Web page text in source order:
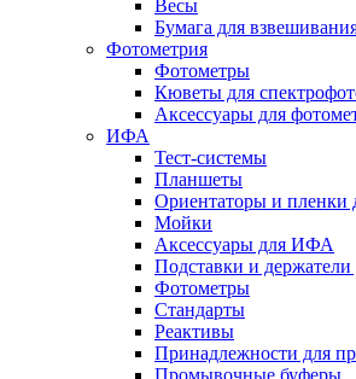
Весы
Бумага для
Фотометрия
Фотометры
Кюветы для
Аксессуары для
ИФА
Тест-системы
Планшеты
Ориентаторы и пленки
Мойки
Аксессуары для ИФА
Подставки и
Фотометры
Стандарты
Реактивы
Принадлежности для
Промывочные буферы